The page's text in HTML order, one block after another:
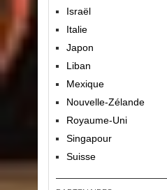
Israël
Italie
Japon
Liban
Mexique
Nouvelle-Zélande
Royaume-Uni
Singapour
Suisse